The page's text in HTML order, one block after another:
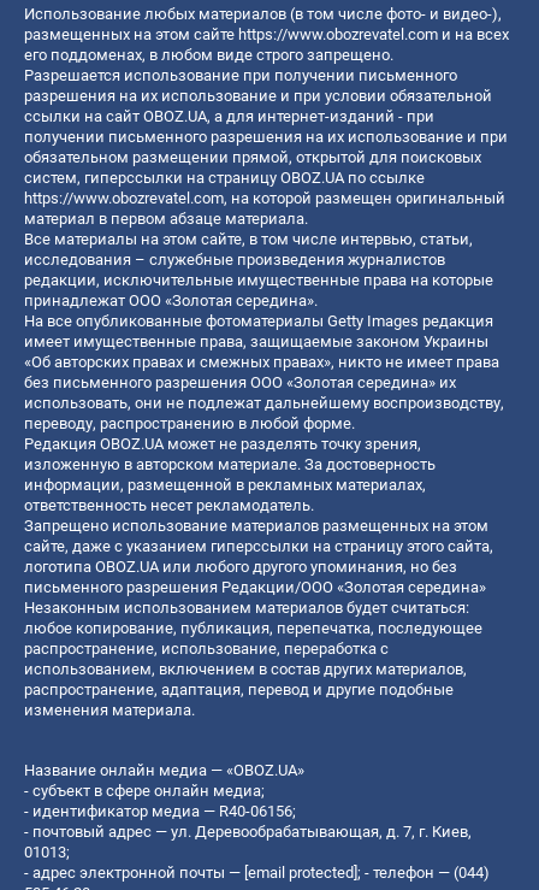
Использование любых материалов (в том числе фото- и видео-),
размещенных на этом сайте https://www.obozrevatel.com и на всех
его поддоменах, в любом виде строго запрещено.
Разрешается использование при получении письменного
разрешения на их использование и при условии обязательной
ссылки на сайт OBOZ.UA, а для интернет-изданий - при
получении письменного разрешения на их использование и при
обязательном размещении прямой, открытой для поисковых
систем, гиперссылки на страницу OBOZ.UA по ссылке
https://www.obozrevatel.com, на которой размещен оригинальный
материал в первом абзаце материала.
Все материалы на этом сайте, в том числе интервью, статьи,
исследования – служебные произведения журналистов
редакции, исключительные имущественные права на которые
принадлежат ООО «Золотая середина».
На все опубликованные фотоматериалы Getty Images редакция
имеет имущественные права, защищаемые законом Украины
«Об авторских правах и смежных правах», никто не имеет права
без письменного разрешения ООО «Золотая середина» их
использовать, они не подлежат дальнейшему воспроизводству,
переводу, распространению в любой форме.
Редакция OBOZ.UA может не разделять точку зрения,
изложенную в авторском материале. За достоверность
информации, размещенной в рекламных материалах,
ответственность несет рекламодатель.
Запрещено использование материалов размещенных на этом
сайте, даже с указанием гиперссылки на страницу этого сайта,
логотипа OBOZ.UA или любого другого упоминания, но без
письменного разрешения Редакции/ООО «Золотая середина»
Незаконным использованием материалов будет считаться:
любое копирование, публикация, перепечатка, последующее
распространение, использование, переработка с
использованием, включением в состав других материалов,
распространение, адаптация, перевод и другие подобные
изменения материала.
Название онлайн медиа — «OBOZ.UA»
- субъект в сфере онлайн медиа;
- идентификатор медиа — R40-06156;
- почтовый адрес — ул. Деревообрабатывающая, д. 7, г. Киев,
01013;
- адрес электронной почты — [email protected] ; - телефон — (044)